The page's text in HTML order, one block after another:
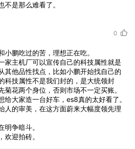
不是那么难看了。
0
小鹏吃过的苦，理想正在吃。
家主机厂可以宣传自己的科技属性就是
其他品性找点，比如小鹏开始找自己的
科技属性不是我们封的，是大统领封
菊花两个身位，否则市场不一定买账。
给大家造一台好车，es8真的太好看了。
人的审美，在这方面蔚来大幅度领先理
明争暗斗。
欢迎拍砖。